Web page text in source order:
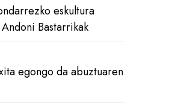
eskultura
Bastarrikak
egongo da abuztuaren